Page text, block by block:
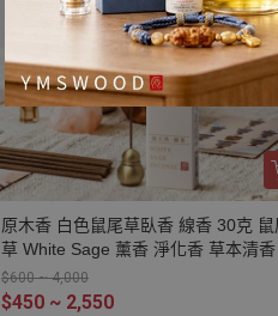
原木香 白色鼠尾草臥香 線香 30克 鼠
草 White Sage 薰香 淨化香 草本清香
助燃劑 不燙手 純天然 室內薰香 放鬆
卜 塔羅 水晶 冥想 瑜珈 淨化磁場 提升
$600 ~ 4,000
$450 ~ 2,550